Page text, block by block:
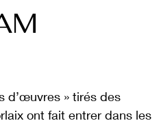
d’œuvres » tirés des
ont fait entrer dans les